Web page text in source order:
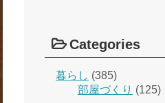
Categories
暮らし (385)
部屋づくり (125)